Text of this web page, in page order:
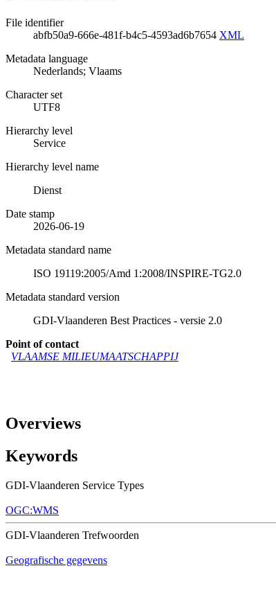
File identifier
abfb50a9-666e-481f-b4c5-4593ad6b7654 XML
Metadata language
Nederlands; Vlaams
Character set
UTF8
Hierarchy level
Service
Hierarchy level name
Dienst
Date stamp
2026-06-19
Metadata standard name
ISO 19119:2005/Amd 1:2008/INSPIRE-TG2.0
Metadata standard version
GDI-Vlaanderen Best Practices - versie 2.0
Point of contact
VLAAMSE MILIEUMAATSCHAPPIJ
Overviews
Keywords
GDI-Vlaanderen Service Types
OGC:WMS
GDI-Vlaanderen Trefwoorden
Geografische gegevens